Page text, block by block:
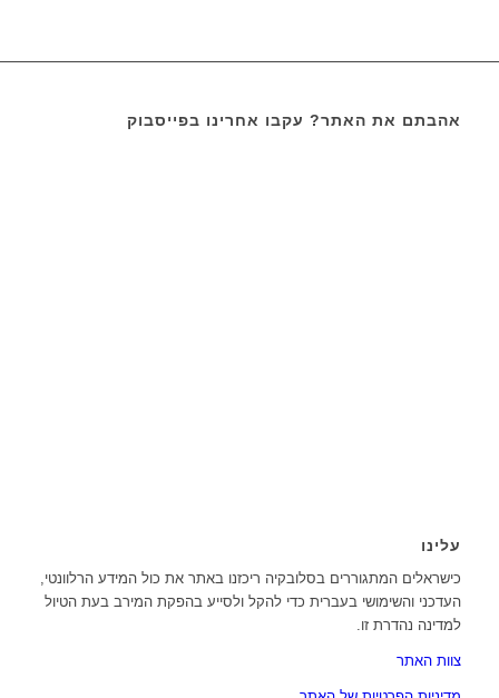
אהבתם את האתר? עקבו אחרינו בפייסבוק
עלינו
כישראלים המתגוררים בסלובקיה ריכזנו באתר את כול המידע הרלוונטי,
העדכני והשימושי בעברית כדי להקל ולסייע בהפקת המירב בעת הטיול
למדינה נהדרת זו.
צוות האתר